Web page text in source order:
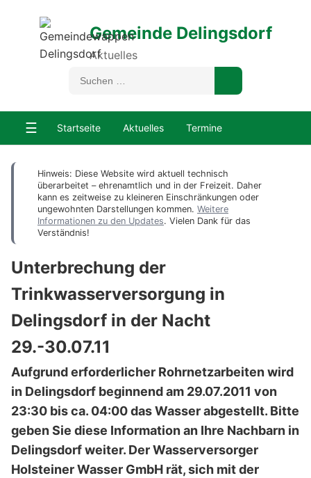
Gemeinde Delingsdorf
Aktuelles
☰ Startseite Aktuelles Termine
Hinweis: Diese Website wird aktuell technisch
überarbeitet – ehrenamtlich und in der Freizeit. Daher
kann es zeitweise zu kleineren Einschränkungen oder
ungewohnten Darstellungen kommen. Weitere
Informationen zu den Updates. Vielen Dank für das
Verständnis!
Unterbrechung der
Trinkwasserversorgung in
Delingsdorf in der Nacht
29.-30.07.11
Aufgrund erforderlicher Rohrnetzarbeiten wird
in Delingsdorf beginnend am 29.07.2011 von
23:30 bis ca. 04:00 das Wasser abgestellt. Bitte
geben Sie diese Information an Ihre Nachbarn in
Delingsdorf weiter. Der Wasserversorger
Holsteiner Wasser GmbH rät, sich mit der